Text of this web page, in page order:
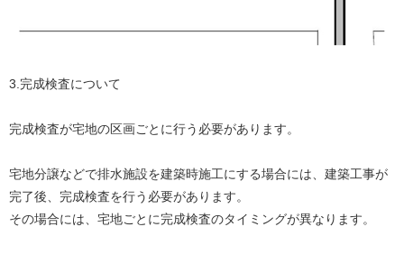
3.完成検査について
完成検査が宅地の区画ごとに行う必要があります。
宅地分譲などで排水施設を建築時施工にする場合には、建築工事が
完了後、完成検査を行う必要があります。
その場合には、宅地ごとに完成検査のタイミングが異なります。